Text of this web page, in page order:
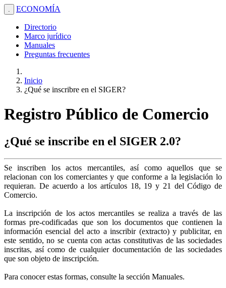
. ECONOMÍA
Directorio
Marco jurídico
Manuales
Preguntas frecuentes
Inicio
¿Qué se inscribre en el SIGER?
Registro Público de Comercio
¿Qué se inscribe en el SIGER 2.0?
Se inscriben los actos mercantiles, así como aquellos que se
relacionan con los comerciantes y que conforme a la legislación lo
requieran. De acuerdo a los artículos 18, 19 y 21 del Código de
Comercio.
La inscripción de los actos mercantiles se realiza a través de las
formas pre-codificadas que son los documentos que contienen la
información esencial del acto a inscribir (extracto) y publicitar, en
este sentido, no se cuenta con actas constitutivas de las sociedades
inscritas, así como de cualquier documentación de las sociedades
que son objeto de inscripción.
Para conocer estas formas, consulte la sección Manuales.